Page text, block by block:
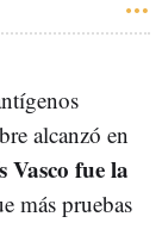
alcanzó en
Vasco fue la
más pruebas